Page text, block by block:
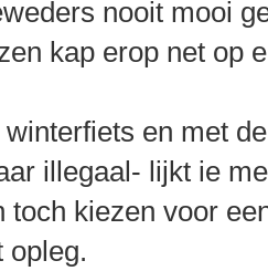
nooit mooi
kap erop net op
winterfiets en met
illegaal- lijkt ie
toch kiezen voor
opleg.